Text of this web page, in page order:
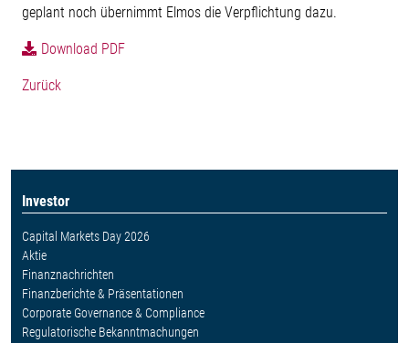
geplant noch übernimmt Elmos die Verpflichtung dazu.
Download PDF
Zurück
Investor
Capital Markets Day 2026
Aktie
Finanznachrichten
Finanzberichte & Präsentationen
Corporate Governance & Compliance
Regulatorische Bekanntmachungen